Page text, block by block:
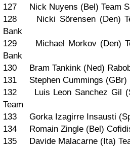
127 Nick Nuyens (Bel) Team
128 Nicki Sörensen (Den)
Bank
129 Michael Morkov (Den)
Bank
130 Bram Tankink (Ned)
131 Stephen Cummings (GBr)
132 Luis Leon Sanchez Gil
Team
133 Gorka Izagirre Insausti
134 Romain Zingle (Bel)
135 Davide Malacarne (Ita)